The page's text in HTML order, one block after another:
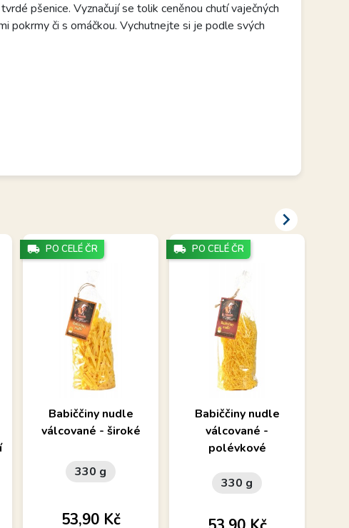
pšenice. Vyznačují se tolik ceněnou chutí vaječných
pokrmy či s omáčkou. Vychutnejte si je podle svých
Babiččiny nudle
válcované - široké
330 g
Cena
53,90 Kč
local_shipping PO CELÉ ČR
Babiččiny nudle
válcované -
polévkové
330 g
Cena
local_shipping PO CELÉ ČR
